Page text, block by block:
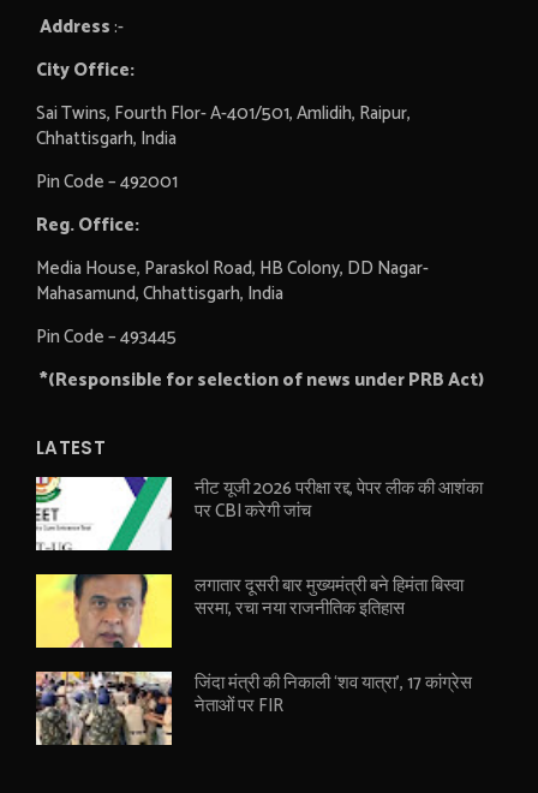
Address:-
City Office:
Sai Twins, Fourth Flor- A-401/501, Amlidih, Raipur,
Chhattisgarh, India
Pin Code – 492001
Reg. Office:
Media House, Paraskol Road, HB Colony, DD Nagar-
Mahasamund, Chhattisgarh, India
Pin Code – 493445
*(Responsible for selection of news under PRB Act)
LATEST
नीट यूजी 2026 परीक्षा रद्द, पेपर लीक की आशंका
पर CBI करेगी जांच
लगातार दूसरी बार मुख्यमंत्री बने हिमंता बिस्वा
सरमा, रचा नया राजनीतिक इतिहास
जिंदा मंत्री की निकाली ‘शव यात्रा’, 17 कांग्रेस
नेताओं पर FIR